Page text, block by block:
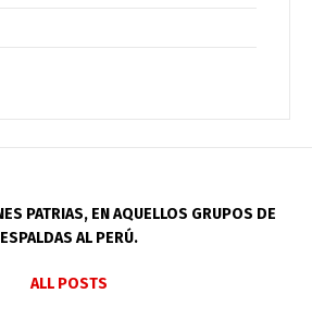
PATRIAS, EN AQUELLOS GRUPOS DE
ESPALDAS AL PERÚ.
ALL POSTS